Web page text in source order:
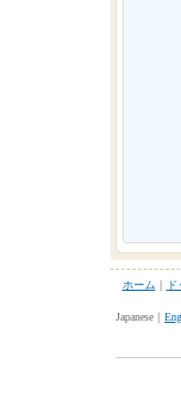
ホーム ｜
Japanese｜